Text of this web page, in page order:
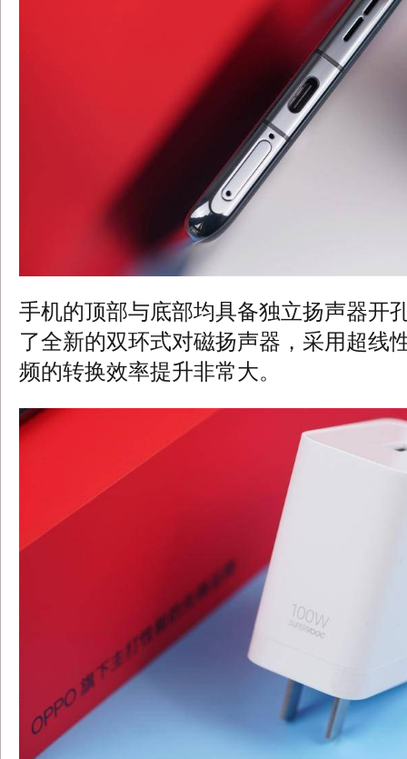
手机的顶部与底部均具备独立扬声器开
了全新的双环式对磁扬声器，采用超线
频的转换效率提升非常大。